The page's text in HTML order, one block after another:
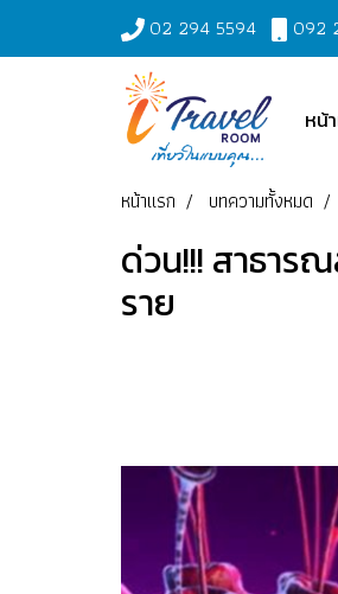
02 294 5594 092
หน้
หน้าแรก บทความทั้งหมด
ด่วน!!! สาธาร
ราย